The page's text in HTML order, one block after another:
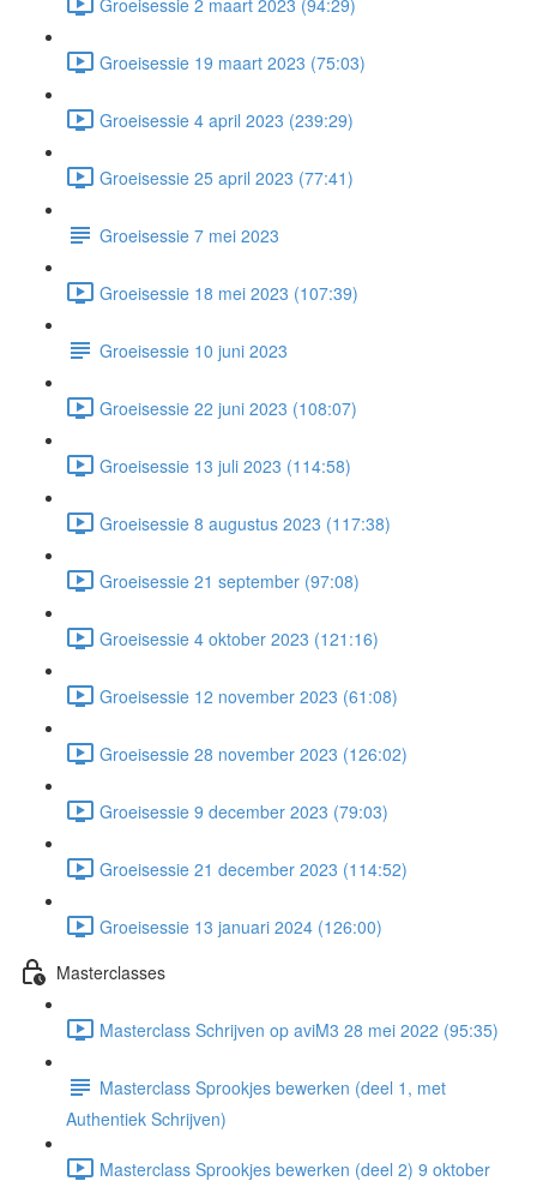
Groeisessie 19 maart 2023 (75:03)
Groeisessie 4 april 2023 (239:29)
Groeisessie 25 april 2023 (77:41)
Groeisessie 7 mei 2023
Groeisessie 18 mei 2023 (107:39)
Groeisessie 10 juni 2023
Groeisessie 22 juni 2023 (108:07)
Groeisessie 13 juli 2023 (114:58)
Groeisessie 8 augustus 2023 (117:38)
Groeisessie 21 september (97:08)
Groeisessie 4 oktober 2023 (121:16)
Groeisessie 12 november 2023 (61:08)
Groeisessie 28 november 2023 (126:02)
Groeisessie 9 december 2023 (79:03)
Groeisessie 21 december 2023 (114:52)
Groeisessie 13 januari 2024 (126:00)
Masterclasses
Masterclass Schrijven op aviM3 28 mei 2022 (95:35)
Masterclass Sprookjes bewerken (deel 1, met
Authentiek Schrijven)
Masterclass Sprookjes bewerken (deel 2) 9 oktober